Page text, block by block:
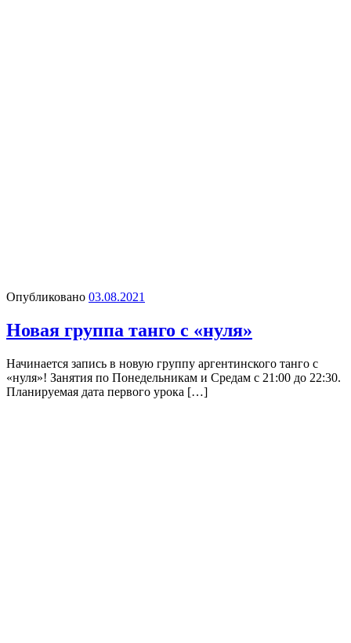
Опубликовано 03.08.2021
Новая группа танго с «нуля»
Начинается запись в новую группу аргентинского танго с
«нуля»! Занятия по Понедельникам и Средам с 21:00 до 22:30.
Планируемая дата первого урока […]